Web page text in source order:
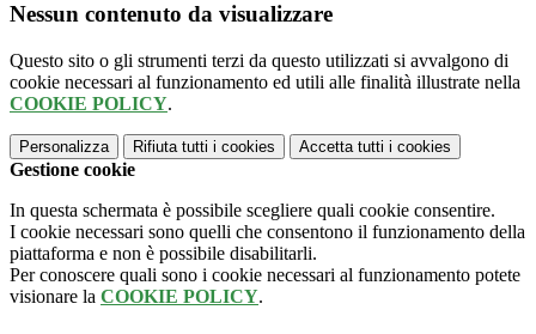
Nessun contenuto da visualizzare
Questo sito o gli strumenti terzi da questo utilizzati si avvalgono di
cookie necessari al funzionamento ed utili alle finalità illustrate nella
COOKIE POLICY.
Personalizza Rifiuta tutti i cookies Accetta tutti i cookies
Gestione cookie
In questa schermata è possibile scegliere quali cookie consentire.
I cookie necessari sono quelli che consentono il funzionamento della
piattaforma e non è possibile disabilitarli.
Per conoscere quali sono i cookie necessari al funzionamento potete
visionare la COOKIE POLICY.